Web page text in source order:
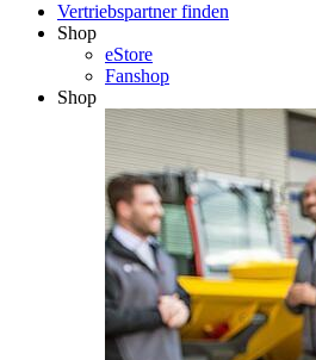
Vertriebspartner finden
Shop
eStore
Fanshop
Shop